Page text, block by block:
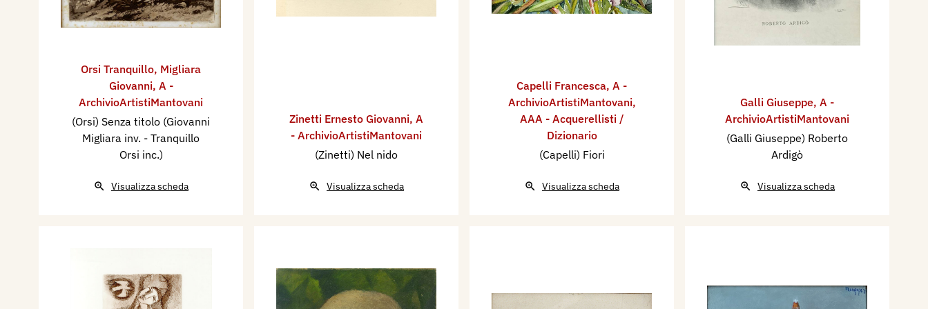
Orsi Tranquillo, Migliara
Giovanni, A -
ArchivioArtistiMantovani
(Orsi) Senza titolo (Giovanni
Migliara inv. - Tranquillo
Orsi inc.)
Visualizza scheda
Zinetti Ernesto Giovanni, A
- ArchivioArtistiMantovani
(Zinetti) Nel nido
Visualizza scheda
Capelli Francesca, A -
ArchivioArtistiMantovani,
AAA - Acquerellisti /
Dizionario
(Capelli) Fiori
Visualizza scheda
Galli Giuseppe, A -
ArchivioArtistiMantovani
(Galli Giuseppe) Roberto
Ardigò
Visualizza scheda